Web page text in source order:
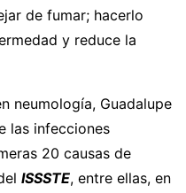
de fumar; hacerlo
y reduce la
neumología, Guadalupe
las infecciones
20 causas de
ISSSTE, entre ellas, en